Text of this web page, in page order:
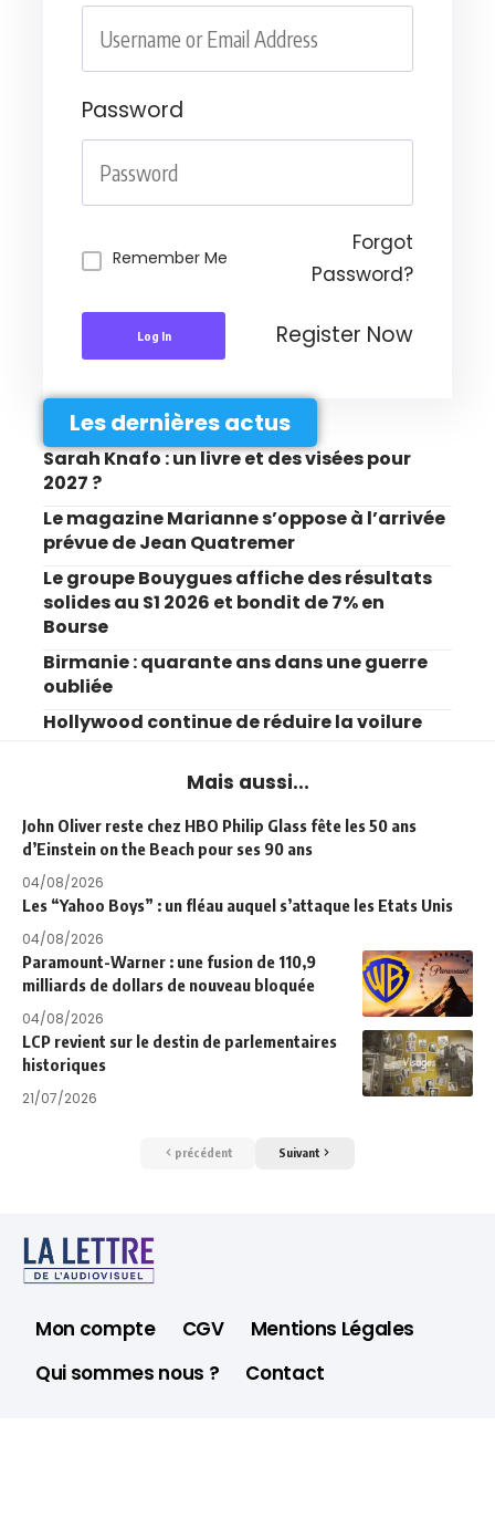
Password
Remember Me
Forgot
Password?
Log In Register Now
Les dernières actus
Sarah Knafo : un livre et des visées pour
2027 ?
Le magazine Marianne s’oppose à l’arrivée
prévue de Jean Quatremer
Le groupe Bouygues affiche des résultats
solides au S1 2026 et bondit de 7% en
Bourse
Birmanie : quarante ans dans une guerre
oubliée
Hollywood continue de réduire la voilure
Mais aussi...
John Oliver reste chez HBO Philip Glass fête les 50 ans
d’Einstein on the Beach pour ses 90 ans
04/08/2026
Les “Yahoo Boys” : un fléau auquel s’attaque les Etats Unis
04/08/2026
Paramount-Warner : une fusion de 110,9
milliards de dollars de nouveau bloquée
04/08/2026
LCP revient sur le destin de parlementaires
historiques
21/07/2026
précédent Suivant
Mon compte CGV
Mentions Légales
Qui sommes nous ?
Contact